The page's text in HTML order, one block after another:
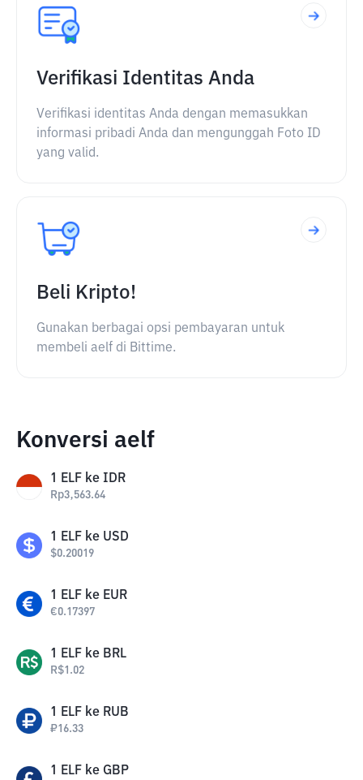
Verifikasi Identitas Anda
Verifikasi identitas Anda dengan memasukkan
informasi pribadi Anda dan mengunggah Foto ID
yang valid.
Beli Kripto!
Gunakan berbagai opsi pembayaran untuk
membeli aelf di Bittime.
Konversi aelf
1 ELF ke IDR
Rp3,563.64
1 ELF ke USD
$0.20019
1 ELF ke EUR
€0.17397
1 ELF ke BRL
R$1.02
1 ELF ke RUB
₽16.33
1 ELF ke GBP